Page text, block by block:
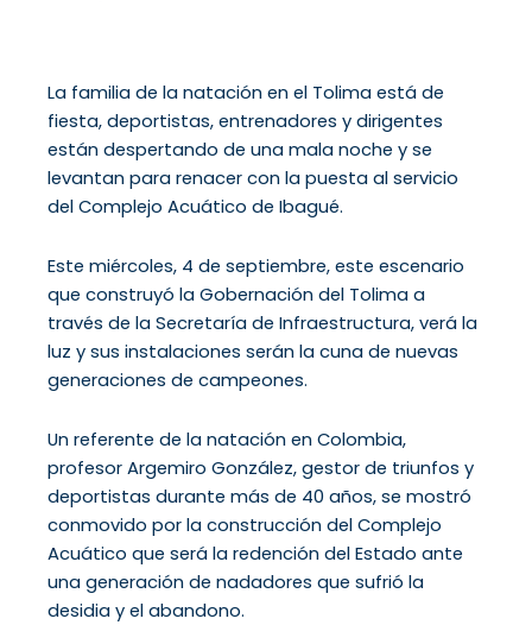
La familia de la natación en el Tolima está de
fiesta, deportistas, entrenadores y dirigentes
están despertando de una mala noche y se
levantan para renacer con la puesta al servicio
del Complejo Acuático de Ibagué.
Este miércoles, 4 de septiembre, este escenario
que construyó la Gobernación del Tolima a
través de la Secretaría de Infraestructura, verá la
luz y sus instalaciones serán la cuna de nuevas
generaciones de campeones.
Un referente de la natación en Colombia,
profesor Argemiro González, gestor de triunfos y
deportistas durante más de 40 años, se mostró
conmovido por la construcción del Complejo
Acuático que será la redención del Estado ante
una generación de nadadores que sufrió la
desidia y el abandono.